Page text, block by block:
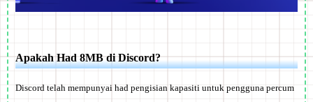
Apakah Had 8MB di Discord?
Discord telah mempunyai had pengisian kapasiti untuk pengguna percum